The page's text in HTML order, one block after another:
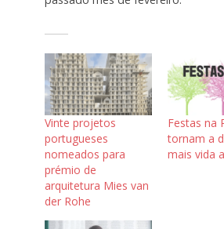
Vinte projetos
portugueses
nomeados para
prémio de
arquitetura Mies van
der Rohe
Festas na
tornam a
mais vida